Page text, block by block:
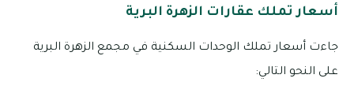
أسعار تملك عقارات الزهرة البرية
جاءت أسعار تملك الوحدات السكنية في مجمع الزهرة البرية
على النحو التالي: